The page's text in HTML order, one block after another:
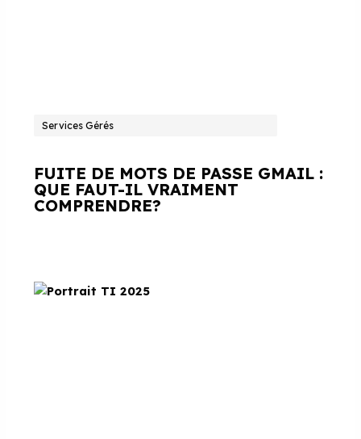
Services Gérés
FUITE DE MOTS DE PASSE GMAIL :
QUE FAUT-IL VRAIMENT
COMPRENDRE?